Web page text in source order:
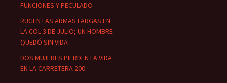
FUNCIONES Y PECULADO
RUGEN LAS ARMAS LARGAS EN
LA COL 3 DE JULIO; UN HOMBRE
QUEDÓ SIN VIDA
DOS MUJERES PIERDEN LA VIDA
EN LA CARRETERA 200